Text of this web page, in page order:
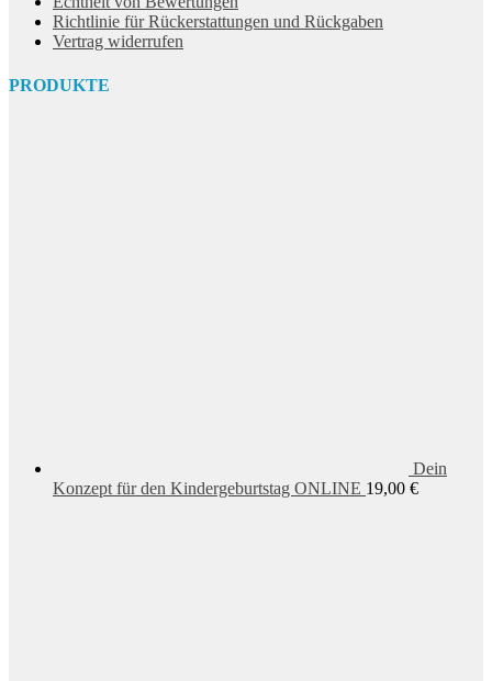
Richtlinie für Rückerstattungen und Rückgaben
Vertrag widerrufen
PRODUKTE
Dein
Konzept für den Kindergeburtstag ONLINE 19,00 €